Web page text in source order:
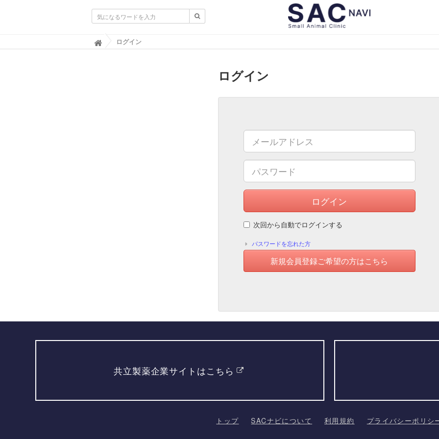
SAC NAVI｜共立製薬
ログイン
ログイン
ログイン
次回から自動でログインする
パスワードを忘れた方
新規会員登録ご希望の方はこちら
共立製薬企業サイトはこちら
トップ SACナビについて 利用規約 プライバシーポリシ